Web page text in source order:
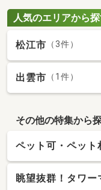
人気のエリアから
松江市 （3件）
出雲市 （1件）
その他の特集から
ペット可・ペット
眺望抜群！タワ